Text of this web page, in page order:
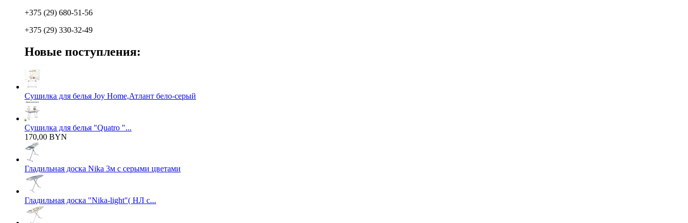
+375 (29) 680-51-56
+375 (29) 330-32-49
Новые поступления:
Сушилка для белья Joy Home,Атлант бело-серый
Сушилка для белья "Quatro "...
170,00 BYN
Гладильная доска Nika 3м с серыми цветами
Гладильная доска "Nika-light"( НЛ с...